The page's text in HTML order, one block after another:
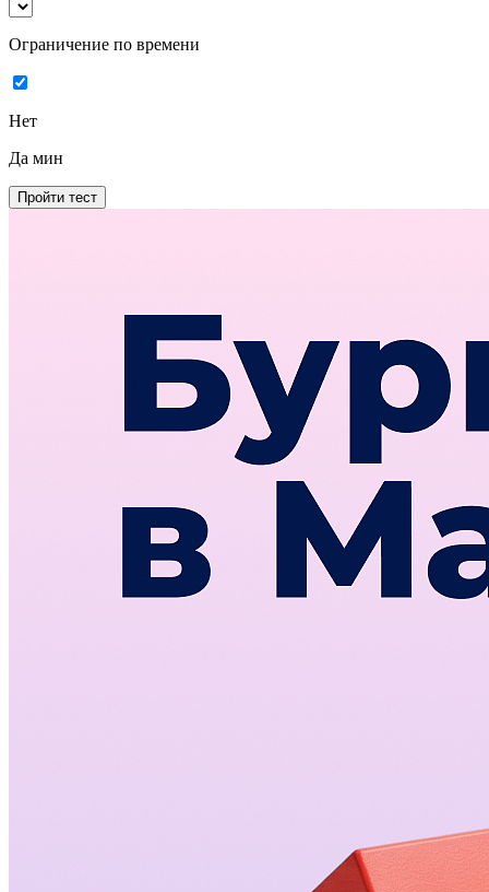
Ограничение по времени
Нет
Да мин
Пройти тест